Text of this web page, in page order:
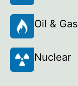
Oil & Gas
Nuclear